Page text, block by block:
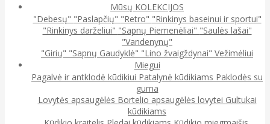
Mūsų KOLEKCIJOS
"Debesų" "Paslapčių" "Retro" "Rinkinys baseinui ir sportui"
"Rinkinys darželiui" "Sapnų Piemenėliai" "Saulės lašai"
"Vandenynų"
"Girių" "Sapnų Gaudyklė" "Lino žvaigždynai" Vežimėliui
Miegui
Pagalvė ir antklodė kūdikiui Patalynė kūdikiams Paklodės su
guma
Lovytės apsaugėlės Bortelio apsaugėlės lovytei Gultukai
kūdikiams